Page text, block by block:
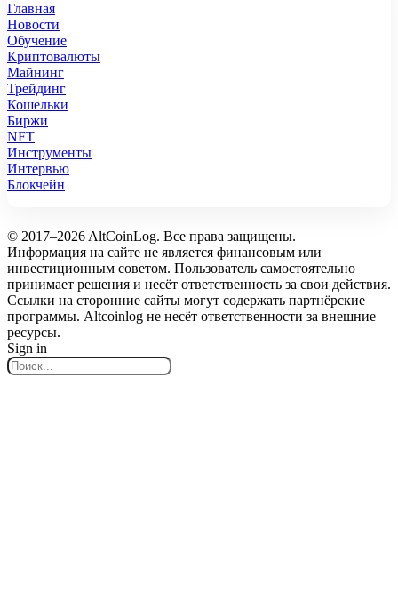
Главная
Новости
Обучение
Криптовалюты
Майнинг
Трейдинг
Кошельки
Биржи
NFT
Инструменты
Интервью
Блокчейн
© 2017–2026 AltCoinLog. Все права защищены.
Информация на сайте не является финансовым или
инвестиционным советом. Пользователь самостоятельно
принимает решения и несёт ответственность за свои действия.
Ссылки на сторонние сайты могут содержать партнёрские
программы. Altcoinlog не несёт ответственности за внешние
ресурсы.
Sign in